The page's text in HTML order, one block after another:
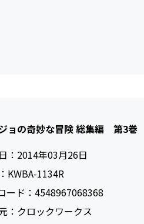
ョの奇妙な冒険 総集編 第3巻
： 2014年03月26日
KWBA-1134R
ード： 4548967068368
： クロックワークス